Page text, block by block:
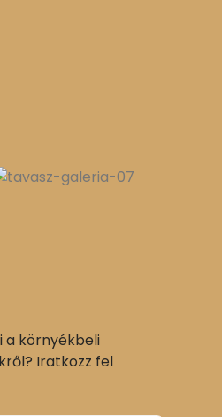
a környékbeli
Iratkozz fel